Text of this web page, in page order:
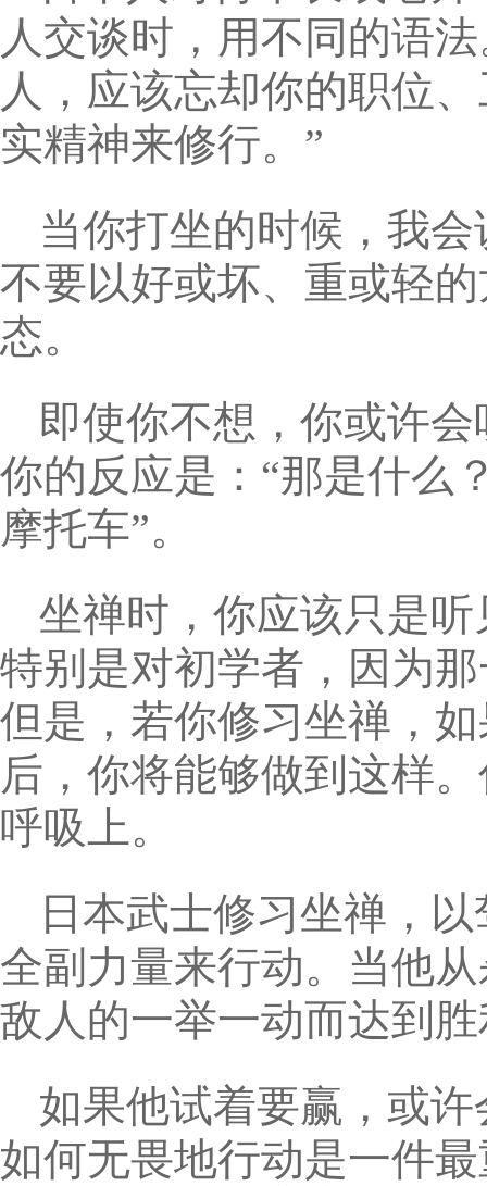
人交谈时，用不同的语
人，应该忘却你的职位
实精神来修行。”
当你打坐的时候，我
不要以好或坏、重或轻
态。
即使你不想，你或许
你的反应是：“那是什么
摩托车”。
坐禅时，你应该只是
特别是对初学者，因为
但是，若你修习坐禅，
后，你将能够做到这样
呼吸上。
日本武士修习坐禅，
全副力量来行动。当他
敌人的一举一动而达到
如果他试着要赢，或
如何无畏地行动是一件